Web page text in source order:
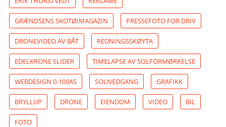
GRÆNDSENS SKOTØIMAGAZIN PRESSEFOTO FOR DRIV
DRONEVIDEO AV BÅT REDNINGSSKØYTA
EDELKRONE SLIDER TIMELAPSE AV SOLFORMØRKELSE
WEBDESIGN 0-100AS SOLNEDGANG GRAFIKK
BRYLLUP DRONE EIENDOM VIDEO BIL
FOTO